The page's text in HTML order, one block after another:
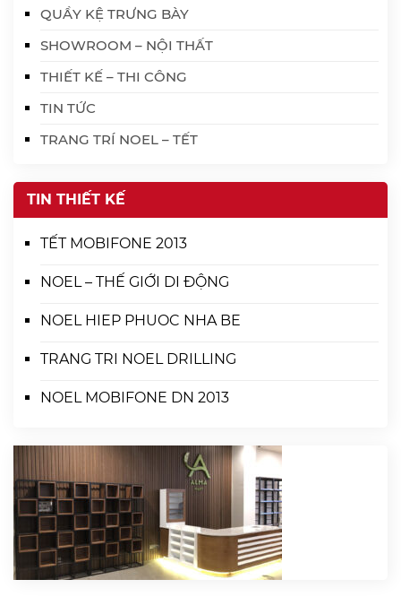
QUẦY KỆ TRƯNG BÀY
SHOWROOM – NỘI THẤT
THIẾT KẾ – THI CÔNG
TIN TỨC
TRANG TRÍ NOEL – TẾT
TIN THIẾT KẾ
TẾT MOBIFONE 2013
NOEL – THẾ GIỚI DI ĐỘNG
NOEL HIEP PHUOC NHA BE
TRANG TRI NOEL DRILLING
NOEL MOBIFONE DN 2013